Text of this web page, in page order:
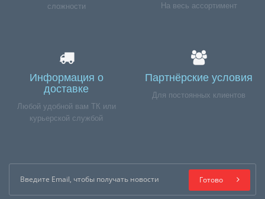
сложности
На весь ассортимент
Информация о
доставке
Любой удобной вам ТК или
курьерской службой
Партнёрские условия
Для постоянных клиентов
Готово